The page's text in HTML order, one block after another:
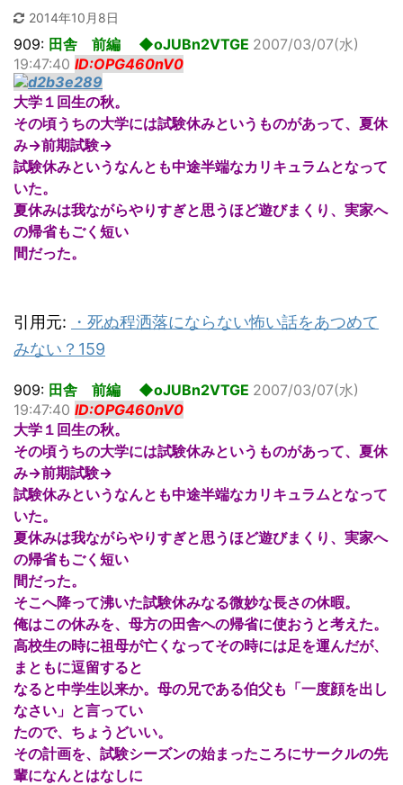
2014年10月8日
909: 田舎 前編 ◆oJUBn2VTGE 2007/03/07(水)
19:47:40 ID:OPG460nV0
大学１回生の秋。
その頃うちの大学には試験休みというものがあって、夏休
み→前期試験→
試験休みというなんとも中途半端なカリキュラムとなって
いた。
夏休みは我ながらやりすぎと思うほど遊びまくり、実家へ
の帰省もごく短い
間だった。
引用元: ・ 死ぬ程洒落にならない怖い話をあつめて
みない？159
909: 田舎 前編 ◆oJUBn2VTGE 2007/03/07(水)
19:47:40 ID:OPG460nV0
大学１回生の秋。
その頃うちの大学には試験休みというものがあって、夏休
み→前期試験→
試験休みというなんとも中途半端なカリキュラムとなって
いた。
夏休みは我ながらやりすぎと思うほど遊びまくり、実家へ
の帰省もごく短い
間だった。
そこへ降って沸いた試験休みなる微妙な長さの休暇。
俺はこの休みを、母方の田舎への帰省に使おうと考えた。
高校生の時に祖母が亡くなってその時には足を運んだが、
まともに逗留すると
なると中学生以来か。母の兄である伯父も「一度顔を出し
なさい」と言ってい
たので、ちょうどいい。
その計画を、試験シーズンの始まったころにサークルの先
輩になんとはなしに